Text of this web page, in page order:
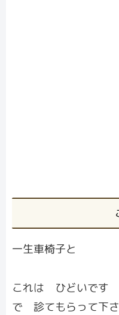
一生車椅子と
これは ひどいです
で 診てもらって下